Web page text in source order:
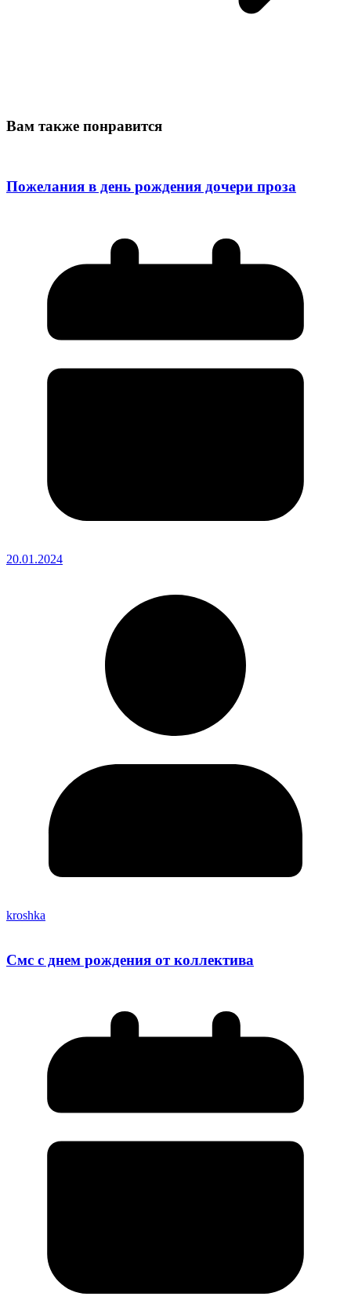
Вам также понравится
Пожелания в день рождения дочери проза
20.01.2024
kroshka
Смс с днем рождения от коллектива